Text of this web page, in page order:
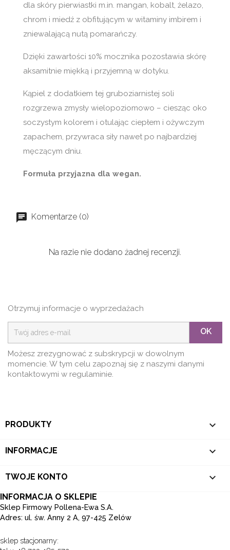
dla skóry pierwiastki m.in. mangan, kobalt, żelazo,
chrom i miedź z obfitującym w witaminy imbirem i
zniewalającą nutą pomarańczy.
Dzięki zawartości 10% mocznika pozostawia skórę
aksamitnie miękką i przyjemną w dotyku.
Kąpiel z dodatkiem tej gruboziarnistej soli
rozgrzewa zmysły wielopoziomowo – ciesząc oko
soczystym kolorem i otulając ciepłem i ożywczym
zapachem, przywraca siły nawet po najbardziej
męczącym dniu.
Formuła przyjazna dla wegan.
Komentarze (0)
Na razie nie dodano żadnej recenzji.
Otrzymuj informacje o wyprzedażach
OK
Możesz zrezygnować z subskrypcji w dowolnym
momencie. W tym celu zapoznaj się z naszymi danymi
kontaktowymi w regulaminie.
PRODUKTY 
INFORMACJE 
TWOJE KONTO 
INFORMACJA O SKLEPIE
Sklep Firmowy Pollena-Ewa S.A.
Adres: ul. św. Anny 2 A, 97-425 Zelów
sklep stacjonarny: